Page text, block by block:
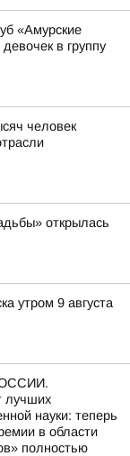
«Амурские
в группу
человек
открылась
утром 9 августа
лучших
науки: теперь
в области
полностью